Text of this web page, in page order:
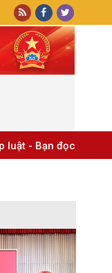
luật - Bạn đọc